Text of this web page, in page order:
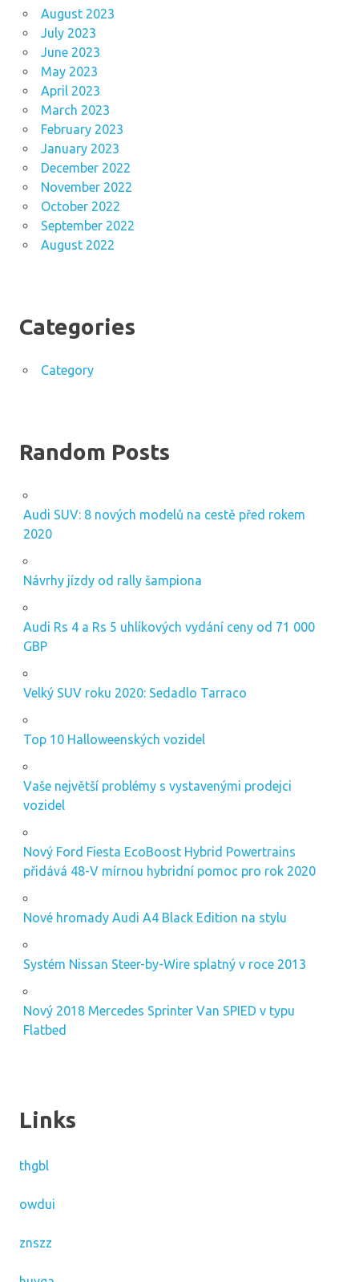
August 2023
July 2023
June 2023
May 2023
April 2023
March 2023
February 2023
January 2023
December 2022
November 2022
October 2022
September 2022
August 2022
Categories
Category
Random Posts
Audi SUV: 8 nových modelů na cestě před rokem
2020
Návrhy jízdy od rally šampiona
Audi Rs 4 a Rs 5 uhlíkových vydání ceny od 71 000
GBP
Velký SUV roku 2020: Sedadlo Tarraco
Top 10 Halloweenských vozidel
Vaše největší problémy s vystavenými prodejci
vozidel
Nový Ford Fiesta EcoBoost Hybrid Powertrains
přidává 48-V mírnou hybridní pomoc pro rok 2020
Nové hromady Audi A4 Black Edition na stylu
Systém Nissan Steer-by-Wire splatný v roce 2013
Nový 2018 Mercedes Sprinter Van SPIED v typu
Flatbed
Links
thgbl
owdui
znszz